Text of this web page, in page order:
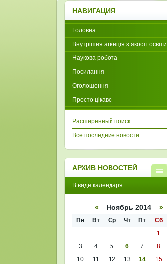
НАВИГАЦИЯ
Головна
Внутрішня агенція з якості освіти
Наукова робота
Посилання
Оголошення
Просто цікаво
Расширенный поиск
Все последние новости
АРХИВ НОВОСТЕЙ
списк
В виде календаря
« Ноябрь 2014 »
Пн Вт Ср Чт Пт Сб
1
3
4 5 6 7 8
10
11 12 13 14 15